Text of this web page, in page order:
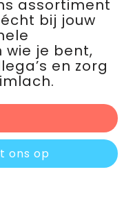
assortiment
bij jouw
wie je bent,
en zorg
ons op